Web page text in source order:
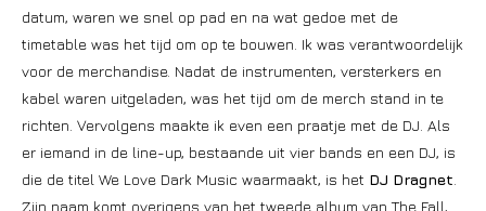
datum, waren we snel op pad en na wat gedoe met de
timetable was het tijd om op te bouwen. Ik was verantwoordelijk
voor de merchandise. Nadat de instrumenten, versterkers en
kabel waren uitgeladen, was het tijd om de merch stand in te
richten. Vervolgens maakte ik even een praatje met de DJ. Als
er iemand in de line-up, bestaande uit vier bands en een DJ, is
die de titel We Love Dark Music waarmaakt, is het DJ Dragnet
Zijn naam komt overigens van het tweede album van The Fall,